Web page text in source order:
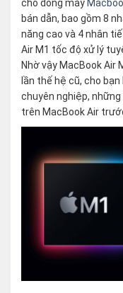
cho dòng máy
bán dẫn, bao gồm 8
năng cao và 4 nhân
Air M1 tốc độ xử lý
Nhờ vậy MacBook Air
lần thế hệ cũ, cho
chuyên nghiệp,
trên MacBook Air